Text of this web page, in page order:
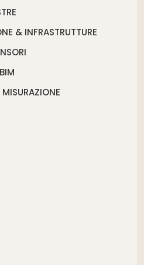
& INFRASTRUTTURE